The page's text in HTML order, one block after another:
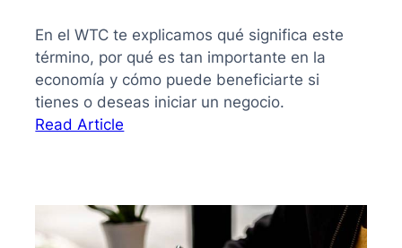
En el WTC te explicamos qué significa este
término, por qué es tan importante en la
economía y cómo puede beneficiarte si
tienes o deseas iniciar un negocio.
Read Article
Guía
clara